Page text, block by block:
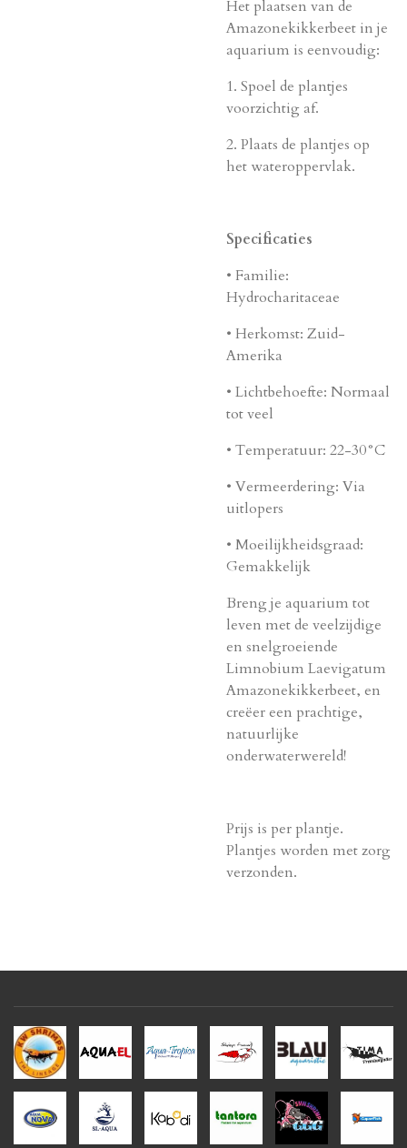
Het plaatsen van de
Amazonekikkerbeet in je
aquarium is eenvoudig:
1. Spoel de plantjes
voorzichtig af.
2. Plaats de plantjes op
het wateroppervlak.
Specificaties
• Familie:
Hydrocharitaceae
• Herkomst: Zuid-
Amerika
• Lichtbehoefte: Normaal
tot veel
• Temperatuur: 22-30°C
• Vermeerdering: Via
uitlopers
• Moeilijkheidsgraad:
Gemakkelijk
Breng je aquarium tot
leven met de veelzijdige
en snelgroeiende
Limnobium Laevigatum
Amazonekikkerbeet, en
creëer een prachtige,
natuurlijke
onderwaterwereld!
Prijs is per plantje.
Plantjes worden met zorg
verzonden.